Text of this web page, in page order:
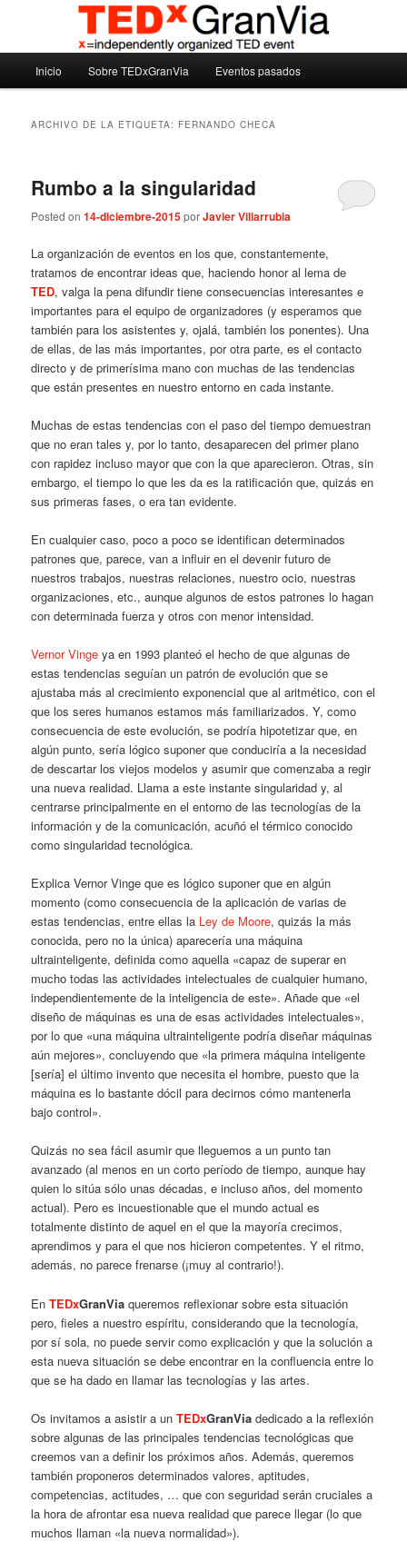
principal
secundarioTEDxGranVia
Madrid – España – Spain
Inicio Sobre TEDxGranVia Eventos pasados
ARCHIVO DE LA ETIQUETA: FERNANDO CHECA
Rumbo a la singularidad
Posted on14-diciembre-2015porJavier Villarrubia
La organización de eventos en los que, constantemente,
tratamos de encontrar ideas que, haciendo honor al lema de
TED, valga la pena difundir tiene consecuencias interesantes e
importantes para el equipo de organizadores (y esperamos que
también para los asistentes y, ojalá, también los ponentes). Una
de ellas, de las más importantes, por otra parte, es el contacto
directo y de primerísima mano con muchas de las tendencias
que están presentes en nuestro entorno en cada instante.
Muchas de estas tendencias con el paso del tiempo demuestran
que no eran tales y, por lo tanto, desaparecen del primer plano
con rapidez incluso mayor que con la que aparecieron. Otras, sin
embargo, el tiempo lo que les da es la ratificación que, quizás en
sus primeras fases, o era tan evidente.
En cualquier caso, poco a poco se identifican determinados
patrones que, parece, van a influir en el devenir futuro de
nuestros trabajos, nuestras relaciones, nuestro ocio, nuestras
organizaciones, etc., aunque algunos de estos patrones lo hagan
con determinada fuerza y otros con menor intensidad.
Vernor Vinge ya en 1993 planteó el hecho de que algunas de
estas tendencias seguían un patrón de evolución que se
ajustaba más al crecimiento exponencial que al aritmético, con el
que los seres humanos estamos más familiarizados. Y, como
consecuencia de este evolución, se podría hipotetizar que, en
algún punto, sería lógico suponer que conduciría a la necesidad
de descartar los viejos modelos y asumir que comenzaba a regir
una nueva realidad. Llama a este instante singularidad y, al
centrarse principalmente en el entorno de las tecnologías de la
información y de la comunicación, acuñó el térmico conocido
como singularidad tecnológica.
Explica Vernor Vinge que es lógico suponer que en algún
momento (como consecuencia de la aplicación de varias de
estas tendencias, entre ellas la Ley de Moore, quizás la más
conocida, pero no la única) aparecería una máquina
ultrainteligente, definida como aquella «capaz de superar en
mucho todas las actividades intelectuales de cualquier humano,
independientemente de la inteligencia de este». Añade que «el
diseño de máquinas es una de esas actividades intelectuales»,
por lo que «una máquina ultrainteligente podría diseñar máquinas
aún mejores», concluyendo que «la primera máquina inteligente
[sería] el último invento que necesita el hombre, puesto que la
máquina es lo bastante dócil para decirnos cómo mantenerla
bajo control».
Quizás no sea fácil asumir que lleguemos a un punto tan
avanzado (al menos en un corto período de tiempo, aunque hay
quien lo sitúa sólo unas décadas, e incluso años, del momento
actual). Pero es incuestionable que el mundo actual es
totalmente distinto de aquel en el que la mayoría crecimos,
aprendimos y para el que nos hicieron competentes. Y el ritmo,
además, no parece frenarse (¡muy al contrario!).
EnTEDxGranVia queremos reflexionar sobre esta situación
pero, fieles a nuestro espíritu, considerando que la tecnología,
por sí sola, no puede servir como explicación y que la solución a
esta nueva situación se debe encontrar en la confluencia entre lo
que se ha dado en llamar las tecnologías y las artes.
Os invitamos a asistir a unTEDxGranVia dedicado a la reflexión
sobre algunas de las principales tendencias tecnológicas que
creemos van a definir los próximos años. Además, queremos
también proponeros determinados valores, aptitudes,
competencias, actitudes, … que con seguridad serán cruciales a
la hora de afrontar esa nueva realidad que parece llegar (lo que
muchos llaman «la nueva normalidad»).